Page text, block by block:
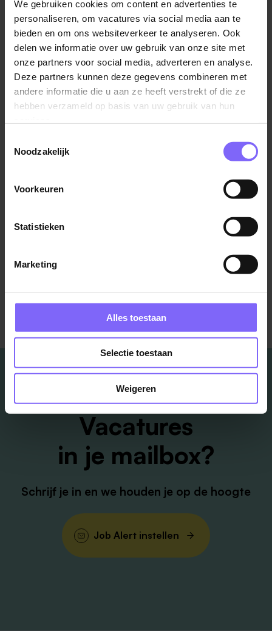
We gebruiken cookies om content en advertenties te
personaliseren, om vacatures via social media aan te
bieden en om ons websiteverkeer te analyseren. Ook
delen we informatie over uw gebruik van onze site met
onze partners voor social media, adverteren en analyse.
Deze partners kunnen deze gegevens combineren met
andere informatie die u aan ze heeft verstrekt of die ze
hebben verzameld op basis van uw gebruik van hun
Noodzakelijk
Voorkeuren
Statistieken
Marketing
Alles toestaan
Selectie toestaan
Weigeren
Chauffeur Kipper / Oplegger / Eigen
Rijder
Boetskens Transport
Chauffeur CE
Sittard
Vacatures
in je mailbox?
Schrijf je in en we houden je op de hoogte
Job Alert instellen